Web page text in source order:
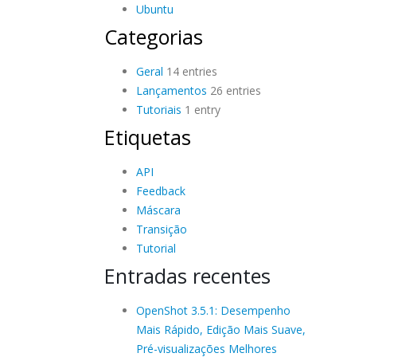
Ubuntu
Categorias
Geral 14 entries
Lançamentos 26 entries
Tutoriais 1 entry
Etiquetas
API
Feedback
Máscara
Transição
Tutorial
Entradas recentes
OpenShot 3.5.1: Desempenho
Mais Rápido, Edição Mais Suave,
Pré-visualizações Melhores